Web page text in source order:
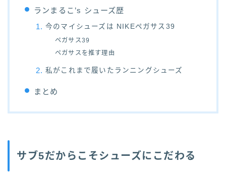
ランまるこ’s シューズ歴
今のマイシューズは NIKEペガサス39
ペガサス39
ペガサスを推す理由
私がこれまで履いたランニングシューズ
まとめ
サブ5だからこそシューズにこだわる